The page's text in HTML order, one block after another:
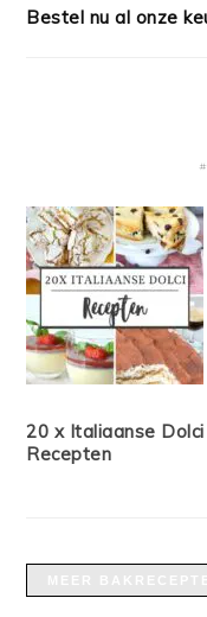
Bestel nu al onze
20 x Italiaanse Dolci
Recepten